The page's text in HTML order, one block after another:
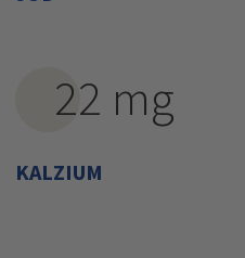
22 mg
KALZIUM